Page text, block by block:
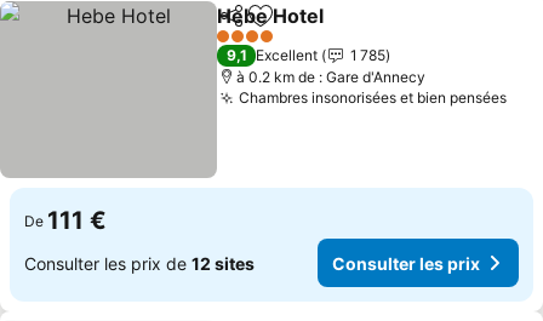
PartagerAjouter à mes favoris
Hebe Hotel
4 Étoiles
9,1 Excellent
1 785
à 0.2 km de : Gare d'Annecy
Chambres insonorisées et bien pensées
De 111 €
Consulter les prix de 12 sites Consulter les prix